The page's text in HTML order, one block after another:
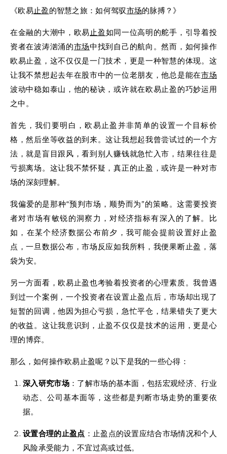
《欧易止盈 的智慧之旅：如何驾驭市场的脉搏？》
在金融的大潮中，欧易止盈如同一位高明的舵手，引导着投
资者在波涛汹涌的市场中找到自己的航向。然而，如何操作
欧易止盈，这不仅仅是一门技术，更是一种智慧的体现。这
让我不禁想起去年在股市中的一位老朋友，他总是能在市场
波动中稳如泰山，他的秘诀，或许就在欧易止盈的巧妙运用
之中。
首先，我们要明白，欧易止盈并非简单的设置一个目标价
格，然后坐等收益的到来。这让我想起我曾尝试过的一个方
法，就是盲目跟风，看到别人赚钱就急忙入市，结果往往是
亏损离场。这让我不禁怀疑，真正的止盈，或许是一种对市
场的深刻理解。
我偏爱的是那种“预判市场，顺势而为”的策略。这需要投资
者对市场有敏锐的洞察力，对经济指标有深入的了解。比
如，在某个经济数据公布前夕，我可能会提前设置好止盈
点，一旦数据公布，市场反应如我所料，我便果断止盈，落
袋为安。
另一方面看，欧易止盈也考验着投资者的心理素质。我曾遇
到过一个案例，一个投资者在设置止盈点后，市场却出现了
短暂的回调，他因为担心亏损，急忙平仓，结果错失了更大
的收益。这让我意识到，止盈不仅仅是技术的运用，更是心
理的博弈。
那么，如何操作欧易止盈呢？以下是我的一些心得：
深入研究市场：了解市场的基本面，包括宏观经济、行业
动态、公司基本面等，这些都是判断市场走势的重要依
据。
设置合理的止盈点 ：止盈点的设置应结合市场情况和个人
风险承受能力，不宜过高或过低。